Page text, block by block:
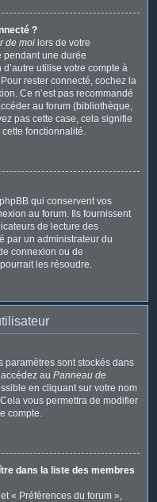
?
de moi lors de votre
pendant une durée
utilise votre compte à
rester connecté, cochez la
Ce n’est pas recommandé
au forum (bibliothèque,
pas cette case, cela signifie
fonctionnalité.
qui conservent vos
au forum. Ils fournissent
de lecture des
par un administrateur du
connexion ou de
les résoudre.
paramètres sont stockés dans
au Panneau de
en cliquant sur votre nom
vous permettra de modifier
compte.
dans la liste des membres
« Préférences du forum »,